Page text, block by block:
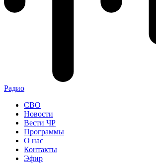
Радио
СВО
Новости
Вести ЧР
Программы
О нас
Контакты
Эфир